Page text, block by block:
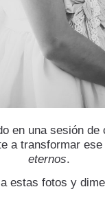
en una sesión
a transformar
eternos.
estas fotos y